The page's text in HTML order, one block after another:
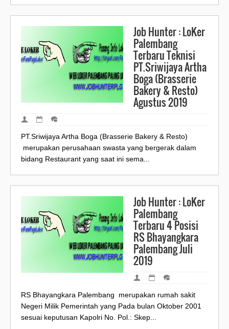
Job Hunter : LoKer
Palembang
Terbaru Teknisi
PT.Sriwijaya Artha
Boga (Brasserie
Bakery & Resto)
Agustus 2019
PT.Sriwijaya Artha Boga (Brasserie Bakery & Resto)
merupakan perusahaan swasta yang bergerak dalam
bidang Restaurant yang saat ini sema...
Job Hunter : LoKer
Palembang
Terbaru 4 Posisi
RS Bhayangkara
Palembang Juli
2019
RS Bhayangkara Palembang merupakan rumah sakit
Negeri Milik Pemerintah yang Pada bulan Oktober 2001
sesuai keputusan Kapolri No. Pol.: Skep...